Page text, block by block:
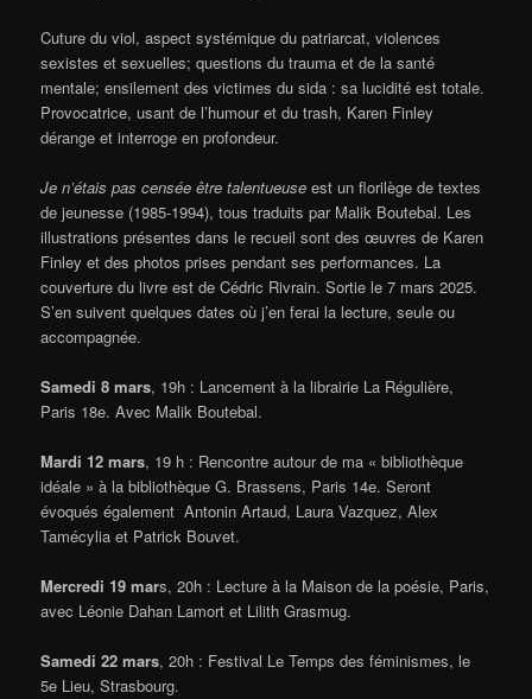
Cuture du viol, aspect systémique du patriarcat, violences
sexistes et sexuelles; questions du trauma et de la santé
mentale; ensilement des victimes du sida : sa lucidité est totale.
Provocatrice, usant de l’humour et du trash, Karen Finley
dérange et interroge en profondeur.
Je n’étais pas censée être talentueuse est un florilège de textes
de jeunesse (1985-1994), tous traduits par Malik Boutebal. Les
illustrations présentes dans le recueil sont des œuvres de Karen
Finley et des photos prises pendant ses performances. La
couverture du livre est de Cédric Rivrain. Sortie le 7 mars 2025.
S’en suivent quelques dates où j’en ferai la lecture, seule ou
accompagnée.
Samedi 8 mars, 19h : Lancement à la librairie La Régulière,
Paris 18e. Avec Malik Boutebal.
Mardi 12 mars, 19 h : Rencontre autour de ma « bibliothèque
idéale » à la bibliothèque G. Brassens, Paris 14e. Seront
évoqués également Antonin Artaud, Laura Vazquez, Alex
Tamécylia et Patrick Bouvet.
Mercredi 19 mars, 20h : Lecture à la Maison de la poésie, Paris,
avec Léonie Dahan Lamort et Lilith Grasmug.
Samedi 22 mars, 20h : Festival Le Temps des féminismes, le
5e Lieu, Strasbourg.